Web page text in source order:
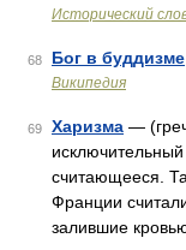
Исторический
68 Бог в буддизме
Википедия
69 Харизма —
считающееся.
Франции
залившие